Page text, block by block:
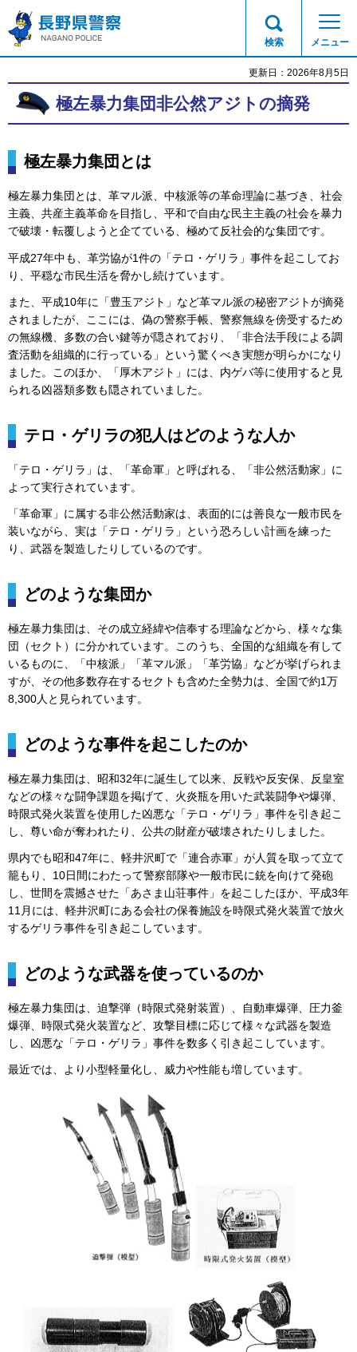
長野県警察
検索 メニュー
更新日：2026年8月5日
極左暴力集団非公然アジトの摘発
極左暴力集団とは
極左暴力集団とは、革マル派、中核派等の革命理論に基づき、社会
主義、共産主義革命を目指し、平和で自由な民主主義の社会を暴力
で破壊・転覆しようと企てている、極めて反社会的な集団です。
平成27年中も、革労協が1件の「テロ・ゲリラ」事件を起こしてお
り、平穏な市民生活を脅かし続けています。
また、平成10年に「豊玉アジト」など革マル派の秘密アジトが摘発
されましたが、ここには、偽の警察手帳、警察無線を傍受するため
の無線機、多数の合い鍵等が隠されており、「非合法手段による調
査活動を組織的に行っている」という驚くべき実態が明らかになり
ました。このほか、「厚木アジト」には、内ゲバ等に使用すると見
られる凶器類多数も隠されていました。
テロ・ゲリラの犯人はどのような人か
「テロ・ゲリラ」は、「革命軍」と呼ばれる、「非公然活動家」に
よって実行されています。
「革命軍」に属する非公然活動家は、表面的には善良な一般市民を
装いながら、実は「テロ・ゲリラ」という恐ろしい計画を練った
り、武器を製造したりしているのです。
どのような集団か
極左暴力集団は、その成立経緯や信奉する理論などから、様々な集
団（セクト）に分かれています。このうち、全国的な組織を有して
いるものに、「中核派」「革マル派」「革労協」などが挙げられま
すが、その他多数存在するセクトも含めた全勢力は、全国で約1万
8,300人と見られています。
どのような事件を起こしたのか
極左暴力集団は、昭和32年に誕生して以来、反戦や反安保、反皇室
などの様々な闘争課題を掲げて、火炎瓶を用いた武装闘争や爆弾、
時限式発火装置を使用した凶悪な「テロ・ゲリラ」事件を引き起こ
し、尊い命が奪われたり、公共の財産が破壊されたりしました。
県内でも昭和47年に、軽井沢町で「連合赤軍」が人質を取って立て
籠もり、10日間にわたって警察部隊や一般市民に銃を向けて発砲
し、世間を震撼させた「あさま山荘事件」を起こしたほか、平成3年
11月には、軽井沢町にある会社の保養施設を時限式発火装置で放火
するゲリラ事件を引き起こしています。
どのような武器を使っているのか
極左暴力集団は、迫撃弾（時限式発射装置）、自動車爆弾、圧力釜
爆弾、時限式発火装置など、攻撃目標に応じて様々な武器を製造
し、凶悪な「テロ・ゲリラ」事件を数多く引き起こしています。
最近では、より小型軽量化し、威力や性能も増しています。